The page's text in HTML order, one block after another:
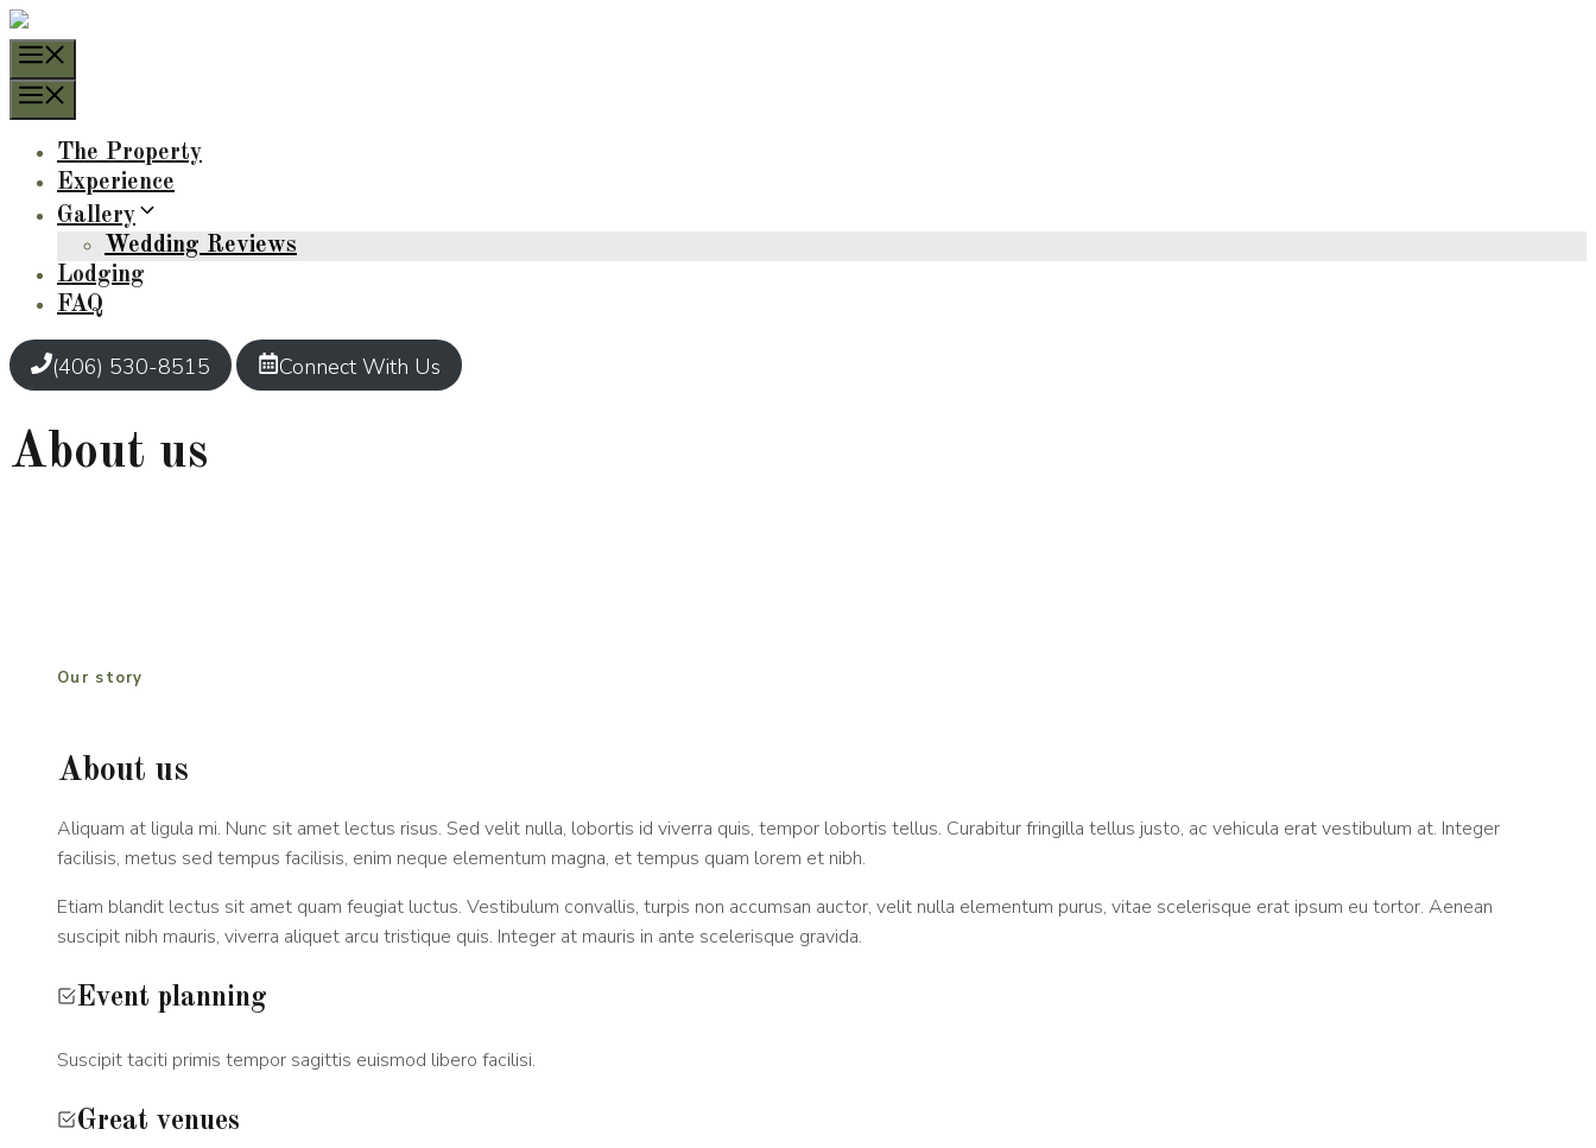
Skip
to
content
The Property
Experience
Gallery
Wedding Reviews
Lodging
FAQ
(406) 530-8515 Connect With Us
About us
Our story
About us
Aliquam at ligula mi. Nunc sit amet lectus risus. Sed velit nulla, lobortis id viverra quis, tempor lobortis tellus. Curabitur fringilla tellus justo, ac vehicula erat vestibulum at. Integer
facilisis, metus sed tempus facilisis, enim neque elementum magna, et tempus quam lorem et nibh.
Etiam blandit lectus sit amet quam feugiat luctus. Vestibulum convallis, turpis non accumsan auctor, velit nulla elementum purus, vitae scelerisque erat ipsum eu tortor. Aenean
suscipit nibh mauris, viverra aliquet arcu tristique quis. Integer at mauris in ante scelerisque gravida.
Event planning
Suscipit taciti primis tempor sagittis euismod libero facilisi.
Great venues